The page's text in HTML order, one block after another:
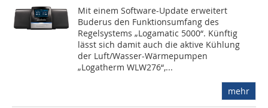
Mit einem Software-Update erweitert
Buderus den Funktionsumfang des
Regelsystems „Logamatic 5000“. ­Künftig
lässt sich damit auch die aktive Kühlung
der Luft/Wasser-Wärmepumpen
„Logatherm WLW276“,...
mehr